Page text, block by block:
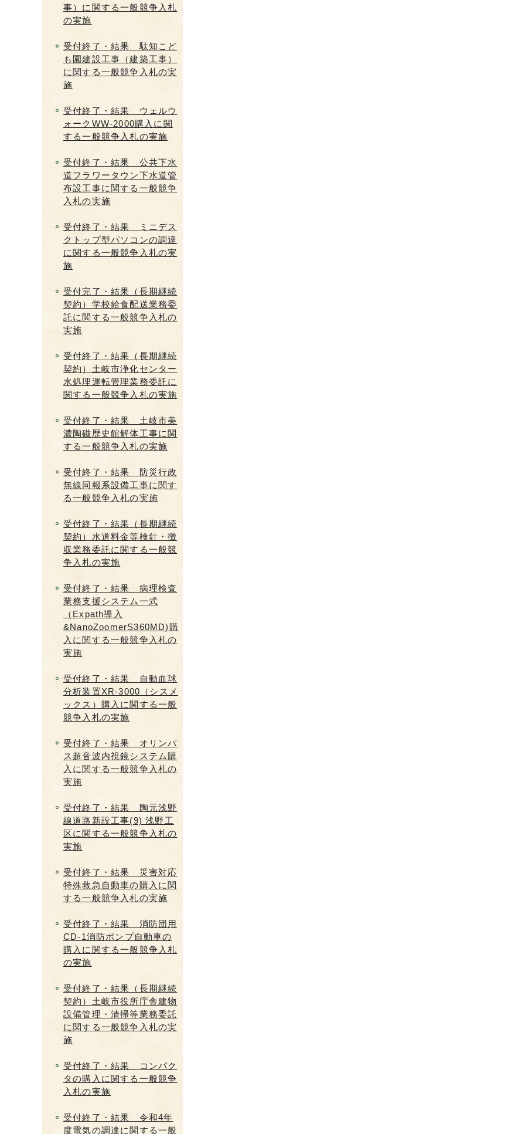
事）に関する一般競争入札
の実施
受付終了・結果 駄知こど
も園建設工事（建築工事）
に関する一般競争入札の実
施
受付終了・結果 ウェルウ
ォークWW-2000購入に関
する一般競争入札の実施
受付終了・結果 公共下水
道フラワータウン下水道管
布設工事に関する一般競争
入札の実施
受付終了・結果 ミニデス
クトップ型パソコンの調達
に関する一般競争入札の実
施
受付完了・結果（長期継続
契約）学校給食配送業務委
託に関する一般競争入札の
実施
受付終了・結果（長期継続
契約）土岐市浄化センター
水処理運転管理業務委託に
関する一般競争入札の実施
受付終了・結果 土岐市美
濃陶磁歴史館解体工事に関
する一般競争入札の実施
受付終了・結果 防災行政
無線同報系設備工事に関す
る一般競争入札の実施
受付終了・結果（長期継続
契約）水道料金等検針・徴
収業務委託に関する一般競
争入札の実施
受付終了・結果 病理検査
業務支援システム一式
（Expath導入
&NanoZoomerS360MD)購
入に関する一般競争入札の
実施
受付終了・結果 自動血球
分析装置XR-3000（シスメ
ックス）購入に関する一般
競争入札の実施
受付終了・結果 オリンパ
ス超音波内視鏡システム購
入に関する一般競争入札の
実施
受付終了・結果 陶元浅野
線道路新設工事(9) 浅野工
区に関する一般競争入札の
実施
受付終了・結果 災害対応
特殊救急自動車の購入に関
する一般競争入札の実施
受付終了・結果 消防団用
CD-1消防ポンプ自動車の
購入に関する一般競争入札
の実施
受付終了・結果（長期継続
契約）土岐市役所庁舎建物
設備管理・清掃等業務委託
に関する一般競争入札の実
施
受付終了・結果 コンパク
タの購入に関する一般競争
入札の実施
受付終了・結果 令和4年
度電気の調達に関する一般